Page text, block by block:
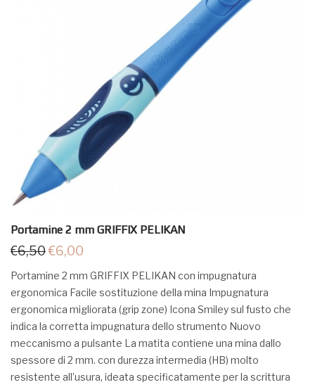
Portamine 2 mm GRIFFIX PELIKAN
€6,50€6,00
Portamine 2 mm GRIFFIX PELIKAN con impugnatura
ergonomica Facile sostituzione della mina Impugnatura
ergonomica migliorata (grip zone) Icona Smiley sul fusto che
indica la corretta impugnatura dello strumento Nuovo
meccanismo a pulsante La matita contiene una mina dallo
spessore di 2 mm. con durezza intermedia (HB) molto
resistente all’usura, ideata specificatamente per la scrittura